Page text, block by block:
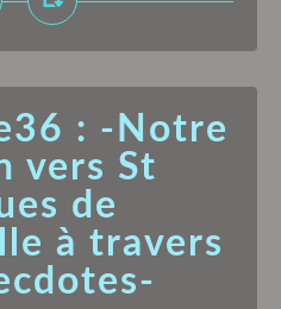
: -Notre
vers St
de
à travers